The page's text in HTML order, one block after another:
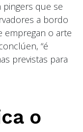
pingers que se
a bordo
empregan o arte
“é
previstas para
o